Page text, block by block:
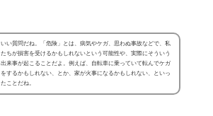
いい質問だね。「危険」とは、病気やケガ、思わぬ事故などで、私
たちが損害を受けるかもしれないという可能性や、実際にそういう
出来事が起こることだよ。例えば、自転車に乗っていて転んでケガ
をするかもしれない、とか、家が火事になるかもしれない、といっ
たことだね。